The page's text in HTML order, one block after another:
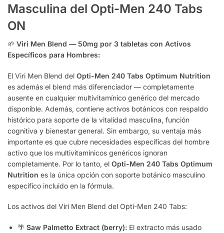
Masculina del Opti-Men 240 Tabs
ON
🌱 Viri Men Blend — 50mg por 3 tabletas con Activos
Específicos para Hombres:
El Viri Men Blend del Opti-Men 240 Tabs Optimum Nutrition
es además el blend más diferenciador — completamente
ausente en cualquier multivitamínico genérico del mercado
disponible. Además, contiene activos botánicos con respaldo
histórico para soporte de la vitalidad masculina, función
cognitiva y bienestar general. Sin embargo, su ventaja más
importante es que cubre necesidades específicas del hombre
activo que los multivitamínicos genéricos ignoran
completamente. Por lo tanto, el Opti-Men 240 Tabs Optimum
Nutrition es la única opción con soporte botánico masculino
específico incluido en la fórmula.
Los activos del Viri Men Blend del Opti-Men 240 Tabs:
🌴 Saw Palmetto Extract (berry): El extracto más usado